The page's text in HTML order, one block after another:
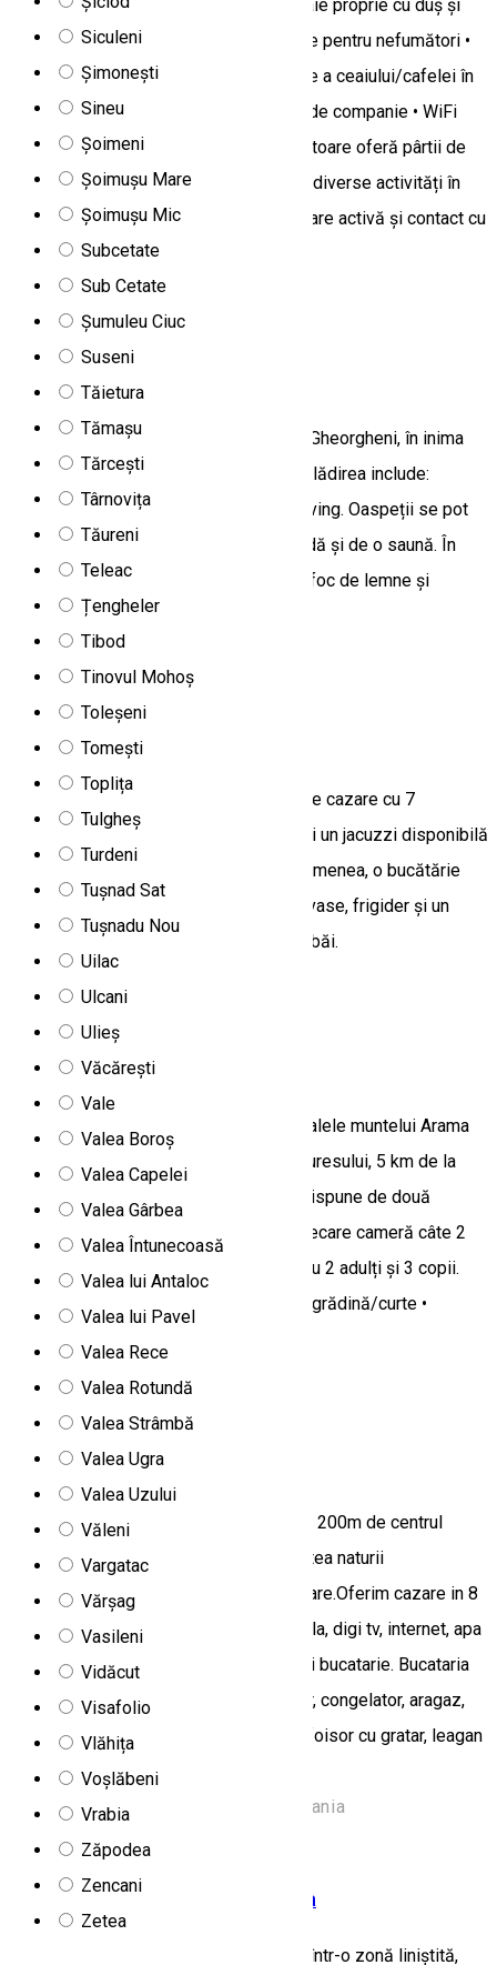
Siculeni
Șimonești
Sineu
Șoimeni
Șoimușu Mare
Șoimușu Mic
Subcetate
Sub Cetate
Șumuleu Ciuc
Suseni
Tăietura
Tămașu
Tărcești
Târnovița
Tăureni
Teleac
Țengheler
Tibod
Tinovul Mohoș
Toleșeni
Tomești
Toplița
Tulgheș
Turdeni
Tușnad Sat
Tușnadu Nou
Uilac
Ulcani
Ulieș
Văcărești
Vale
Valea Boroș
Valea Capelei
Valea Gârbea
Valea Întunecoasă
Valea lui Antaloc
Valea lui Pavel
Valea Rece
Valea Rotundă
Valea Strâmbă
Valea Ugra
Valea Uzului
Văleni
Vargatac
Vărșag
Vasileni
Vidăcut
Visafolio
Vlăhița
Voșlăbeni
Vrabia
Zăpodea
Zencani
Zetea
bucătărie complet utilată. Facilități: • Baie proprie cu duș și
WC • Bucătărie complet utilată • Camere pentru nefumători •
Camere de familie • Aparat de preparare a ceaiului/cafelei în
camere • Cazare care acceptă animale de companie • WiFi
gratuit • Parcare gratuită Zona înconjurătoare oferă pârtii de
schi, trasee montane pentru drumeții și diverse activități în
aer liber, fiind astfel ideală pentru relaxare activă și contact cu
natura.
Harghita Madaras, 537362, Romania
Camere de închiriat
Cabana Relax
Cabana Relax este situată la 10 km de Gheorgheni, în inima
pădurii, într-un mediu liniștit și pașnic. Clădirea include:
bucătărie utilată, baie, 4 camere și un living. Oaspeții se pot
bucura de un jacuzzi interior cu apă caldă și de o saună. În
curte se află o piscină cu apă dulce cu foc de lemne și
facilități de grătar.
Ciumani, Romania
Camere de închiriat
Cabana Transylwonder
Cabana Transylwonder este un spațiu de cazare cu 7
dormitoare, cu parcare gratuită, saună și un jacuzzi disponibilă
la fața locului. Unele camere au, de asemenea, o bucătărie
complet echipată cu mașină de spălat vase, frigider și un
prăjitor de pâine. Oaspeții li se oferă 6 băi.
Cabanele Arama Neagră
Unitatea de cazare este situată sub poalele muntelui Arama
Neagră, 1,5 km de Statiunea Izvorul Muresului, 5 km de la
Izvorul Muresului geografic. Unitatea dispune de două
cabane, fiecare cu câte două camere, fiecare cameră câte 2
persoane. O cabană are o cameră pentru 2 adulți și 3 copii.
Facilități: • acces la bucătărie • ciubăr • grădină/curte •
Camere de inchiriat Alpin
Casa Alpin se afla intr-o zona linistita,la 200m de centrul
Praidului si 900m de Salina, iar privelistea naturii
inconjuratoare, confera o stare de relaxare.Oferim cazare in 8
camere triple utiilate cu incalzire centrala, digi tv, internet, apa
calda permanent, baie proprie, balcon si bucatarie. Bucataria
este dotata cu tacamuri, vesela, frigider, congelator, aragaz,
mobila si sala de mese. Avem in curte foisor cu gratar, leagan
pentru copii si parcare.
Strada Minei 44, Praid 537240, Romania
Camere de închiriat
Camere de închiriat Ati & Hanna
Casa Ati & Hanna este situată în Praid, într-o zonă liniștită,